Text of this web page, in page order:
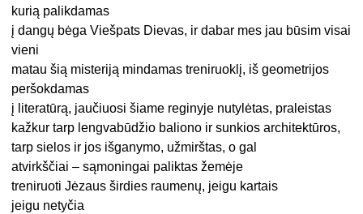
kurią palikdamas
į dangų bėga Viešpats Dievas, ir dabar mes jau būsim visai
vieni
matau šią misteriją mindamas treniruoklį, iš geometrijos
peršokdamas
į literatūrą, jaučiuosi šiame reginyje nutylėtas, praleistas
kažkur tarp lengvabūdžio baliono ir sunkios architektūros,
tarp sielos ir jos išganymo, užmirštas, o gal
atvirkščiai – sąmoningai paliktas žemėje
treniruoti Jėzaus širdies raumenų, jeigu kartais
jeigu netyčia